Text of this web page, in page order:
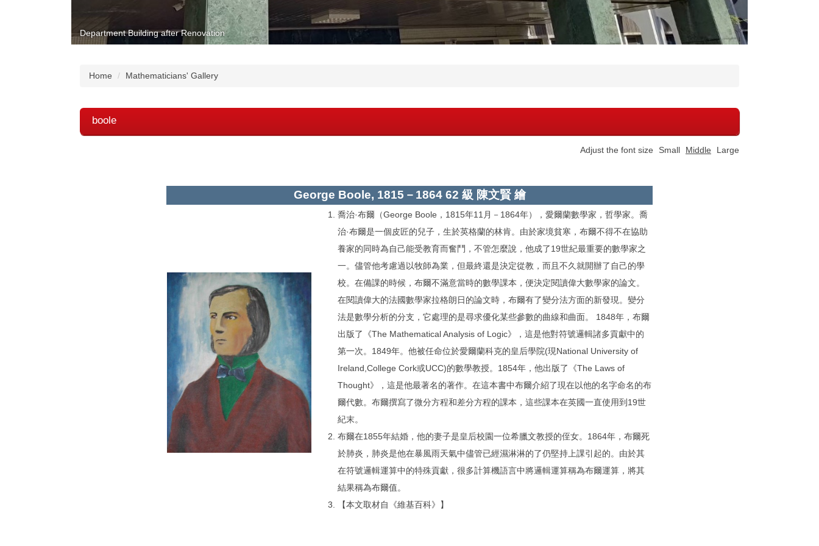
Department Building after Renovation
Home Mathematicians' Gallery
boole
Adjust the font size Small Middle Large
George Boole, 1815－1864 62 級 陳文賢 繪
喬治·布爾（George Boole，1815年11月－1864年），愛爾蘭數學家，哲學家。喬
治·布爾是一個皮匠的兒子，生於英格蘭的林肯。由於家境貧寒，布爾不得不在協助
養家的同時為自己能受教育而奮鬥，不管怎麼說，他成了19世紀最重要的數學家之
一。儘管他考慮過以牧師為業，但最終還是決定從教，而且不久就開辦了自己的學
校。在備課的時候，布爾不滿意當時的數學課本，便決定閱讀偉大數學家的論文。
在閱讀偉大的法國數學家拉格朗日的論文時，布爾有了變分法方面的新發現。變分
法是數學分析的分支，它處理的是尋求優化某些參數的曲線和曲面。 1848年，布爾
出版了《The Mathematical Analysis of Logic》，這是他對符號邏輯諸多貢獻中的
第一次。1849年。他被任命位於愛爾蘭科克的皇后學院(現National University of
Ireland,College Cork或UCC)的數學教授。1854年，他出版了《The Laws of
Thought》，這是他最著名的著作。在這本書中布爾介紹了現在以他的名字命名的布
爾代數。布爾撰寫了微分方程和差分方程的課本，這些課本在英國一直使用到19世
紀末。
布爾在1855年結婚，他的妻子是皇后校園一位希臘文教授的侄女。1864年，布爾死
於肺炎，肺炎是他在暴風雨天氣中儘管已經濕淋淋的了仍堅持上課引起的。由於其
在符號邏輯運算中的特殊貢獻，很多計算機語言中將邏輯運算稱為布爾運算，將其
結果稱為布爾值。
【本文取材自《維基百科》】